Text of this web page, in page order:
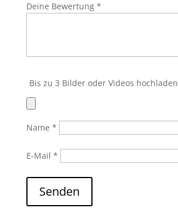
Deine Bewertung *
Bis zu 3 Bilder oder Videos hochladen
Name *
E-Mail *
Senden